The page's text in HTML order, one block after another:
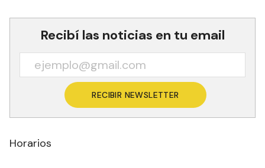
Recibí las noticias en tu email
RECIBIR NEWSLETTER
Horarios